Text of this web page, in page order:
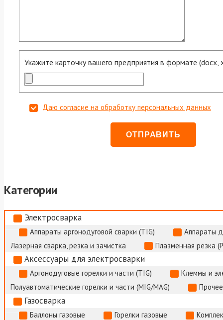
Укажите карточку вашего предприятия в формате (docx,
Даю согласие на обработку персональных данных
Категории
Электросварка
Аппараты аргонодуговой сварки (TIG)
Аппараты
Лазерная сварка, резка и зачистка
Плазменная резка
Аксессуары для электросварки
Аргонодуговые горелки и части (TIG)
Клеммы и
Полуавтоматические горелки и части (MIG/MAG)
Газосварка
Баллоны газовые Горелки газовые